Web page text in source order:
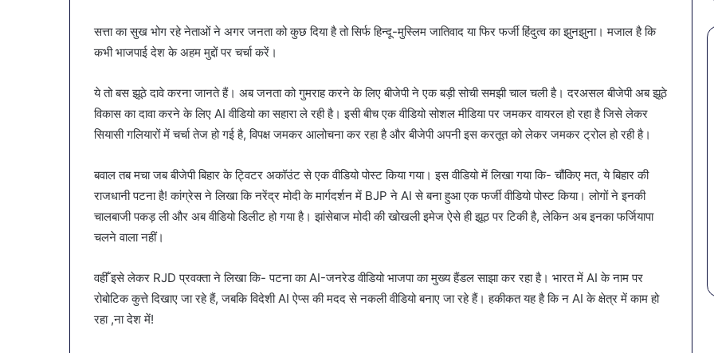
सत्ता का सुख भोग रहे नेताओं ने अगर जनता को कुछ दिया है तो सिर्फ हिन्दू-मुस्लिम जातिवाद या फिर फर्जी हिंदुत्व का झुनझुना। मजाल है कि
कभी भाजपाई देश के अहम मुद्दों पर चर्चा करें।
ये तो बस झूठे दावे करना जानते हैं। अब जनता को गुमराह करने के लिए बीजेपी ने एक बड़ी सोची समझी चाल चली है। दरअसल बीजेपी अब झूठे
विकास का दावा करने के लिए AI वीडियो का सहारा ले रही है। इसी बीच एक वीडियो सोशल मीडिया पर जमकर वायरल हो रहा है जिसे लेकर
सियासी गलियारों में चर्चा तेज हो गई है, विपक्ष जमकर आलोचना कर रहा है और बीजेपी अपनी इस करतूत को लेकर जमकर ट्रोल हो रही है।
बवाल तब मचा जब बीजेपी बिहार के ट्विटर अकॉउंट से एक वीडियो पोस्ट किया गया। इस वीडियो में लिखा गया कि- चौंकिए मत, ये बिहार की
राजधानी पटना है! कांग्रेस ने लिखा कि नरेंद्र मोदी के मार्गदर्शन में BJP ने AI से बना हुआ एक फर्जी वीडियो पोस्ट किया। लोगों ने इनकी
चालबाजी पकड़ ली और अब वीडियो डिलीट हो गया है। झांसेबाज मोदी की खोखली इमेज ऐसे ही झूठ पर टिकी है, लेकिन अब इनका फर्जियापा
चलने वाला नहीं।
वहीँ इसे लेकर RJD प्रवक्ता ने लिखा कि- पटना का AI-जनरेड वीडियो भाजपा का मुख्य हैंडल साझा कर रहा है। भारत में AI के नाम पर
रोबोटिक कुत्ते दिखाए जा रहे हैं, जबकि विदेशी AI ऐप्स की मदद से नकली वीडियो बनाए जा रहे हैं। हकीकत यह है कि न AI के क्षेत्र में काम हो
रहा ,ना देश में!
7
सब्जियां
पर